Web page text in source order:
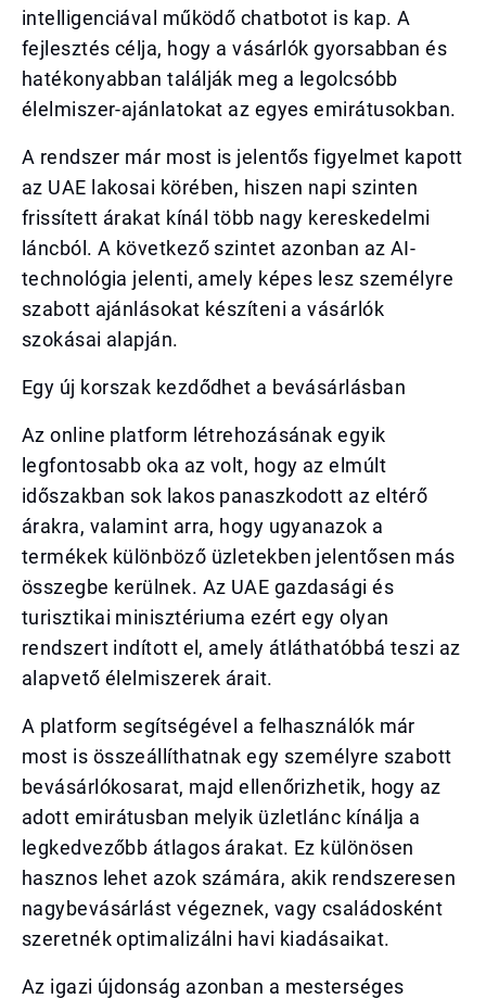
intelligenciával működő chatbotot is kap. A
fejlesztés célja, hogy a vásárlók gyorsabban és
hatékonyabban találják meg a legolcsóbb
élelmiszer-ajánlatokat az egyes emirátusokban.
A rendszer már most is jelentős figyelmet kapott
az UAE lakosai körében, hiszen napi szinten
frissített árakat kínál több nagy kereskedelmi
láncból. A következő szintet azonban az AI-
technológia jelenti, amely képes lesz személyre
szabott ajánlásokat készíteni a vásárlók
szokásai alapján.
Egy új korszak kezdődhet a bevásárlásban
Az online platform létrehozásának egyik
legfontosabb oka az volt, hogy az elmúlt
időszakban sok lakos panaszkodott az eltérő
árakra, valamint arra, hogy ugyanazok a
termékek különböző üzletekben jelentősen más
összegbe kerülnek. Az UAE gazdasági és
turisztikai minisztériuma ezért egy olyan
rendszert indított el, amely átláthatóbbá teszi az
alapvető élelmiszerek árait.
A platform segítségével a felhasználók már
most is összeállíthatnak egy személyre szabott
bevásárlókosarat, majd ellenőrizhetik, hogy az
adott emirátusban melyik üzletlánc kínálja a
legkedvezőbb átlagos árakat. Ez különösen
hasznos lehet azok számára, akik rendszeresen
nagybevásárlást végeznek, vagy családosként
szeretnék optimalizálni havi kiadásaikat.
Az igazi újdonság azonban a mesterséges